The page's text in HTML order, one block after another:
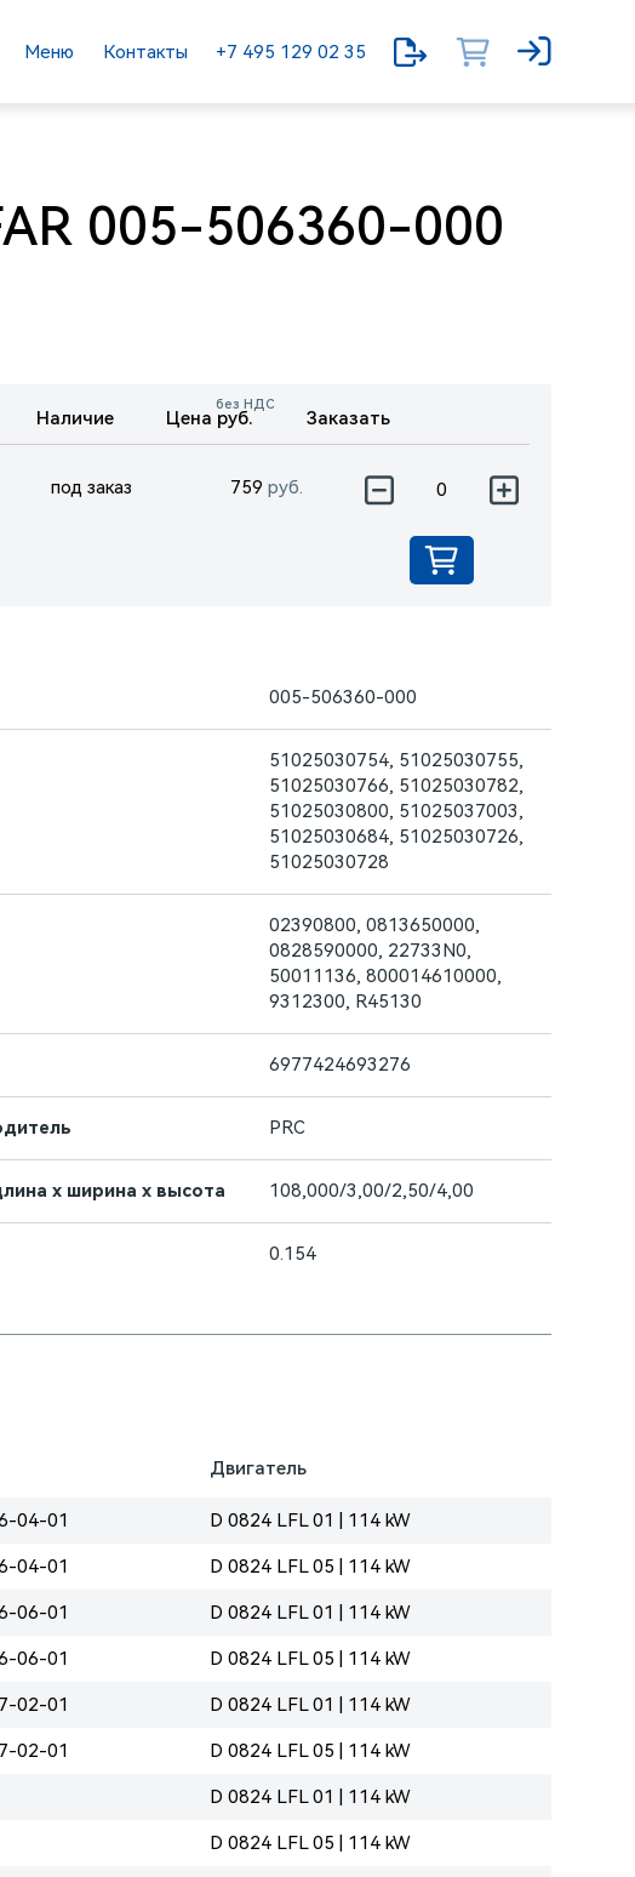
Меню Контакты +7 495 129 02 35
005-506360-000
Наличие Цена руб.
без НДС
Заказать
под заказ 759 руб.
005-506360-000
51025030754, 51025030755,
51025030766, 51025030782,
51025030800, 51025037003,
51025030684, 51025030726,
51025030728
02390800, 0813650000,
0828590000, 22733N0,
50011136, 800014610000,
9312300, R45130
6977424693276
PRC
х ширина х высота 108,000/3,00/2,50/4,00
0.154
Двигатель
04-01 D 0824 LFL 01 | 114 kW
04-01 D 0824 LFL 05 | 114 kW
06-01 D 0824 LFL 01 | 114 kW
06-01 D 0824 LFL 05 | 114 kW
02-01 D 0824 LFL 01 | 114 kW
02-01 D 0824 LFL 05 | 114 kW
D 0824 LFL 01 | 114 kW
D 0824 LFL 05 | 114 kW